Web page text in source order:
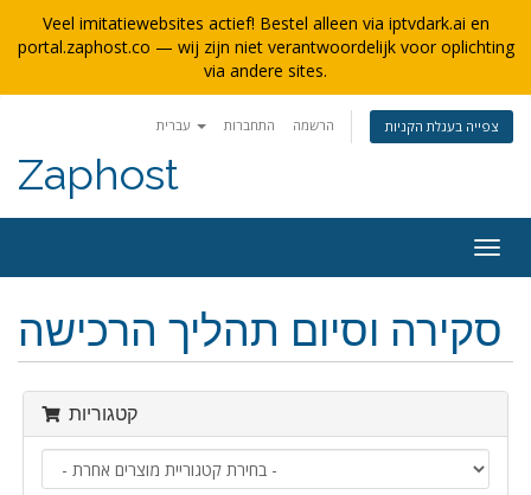
Veel imitatiewebsites actief! Bestel alleen via iptvdark.ai en
portal.zaphost.co — wij zijn niet verantwoordelijk voor oplichting
via andere sites.
התחברות הרשמה צפייה בעגלת הקניות
Zaphost
ניווט
סקירה וסיום תהליך הרכישה
קטגוריות